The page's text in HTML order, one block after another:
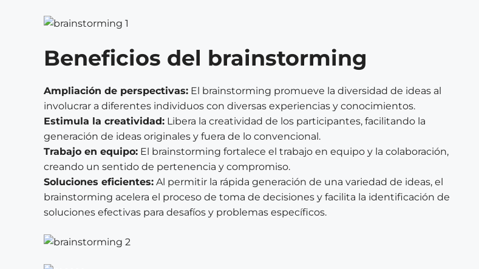
Beneficios del brainstorming
Ampliación de perspectivas: El brainstorming promueve la diversidad de ideas al
involucrar a diferentes individuos con diversas experiencias y conocimientos.
Estimula la creatividad: Libera la creatividad de los participantes, facilitando la
generación de ideas originales y fuera de lo convencional.
Trabajo en equipo: El brainstorming fortalece el trabajo en equipo y la colaboración,
creando un sentido de pertenencia y compromiso.
Soluciones eficientes: Al permitir la rápida generación de una variedad de ideas, el
brainstorming acelera el proceso de toma de decisiones y facilita la identificación de
soluciones efectivas para desafíos y problemas específicos.